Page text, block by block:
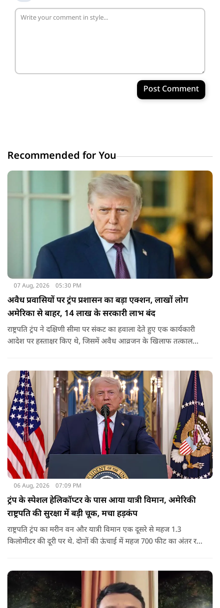
Post Comment
Recommended for You
07 Aug, 2026 05:30 PM
अवैध प्रवासियों पर ट्रंप प्रशासन का बड़ा एक्शन, लाखों लोग
अमेरिका से बाहर, 14 लाख के सरकारी लाभ बंद
राष्ट्रपति ट्रंप ने दक्षिणी सीमा पर संकट का हवाला देते हुए एक कार्यकारी
आदेश पर हस्ताक्षर किए थे, जिसमें अवैध आव्रजन के खिलाफ तत्काल
06 Aug, 2026 07:09 PM
ट्रंप के स्पेशल हेलिकॉप्टर के पास आया यात्री विमान, अमेरिकी
राष्ट्रपति की सुरक्षा में बड़ी चूक, मचा हड़कंप
राष्ट्रपति ट्रंप का मरीन वन और यात्री विमान एक दूसरे से महज 1.3
किलोमीटर की दूरी पर थे. दोनों की ऊंचाई में महज 700 फीट का अंतर रह